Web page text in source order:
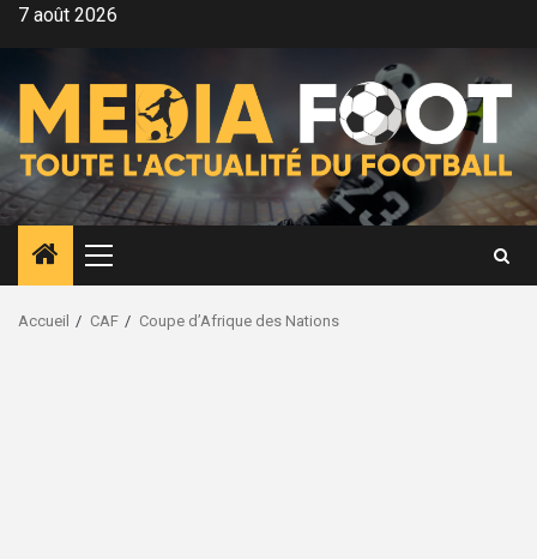
Aller7 août 2026
Menu
principal
Accueil CAF Coupe d’Afrique des Nations